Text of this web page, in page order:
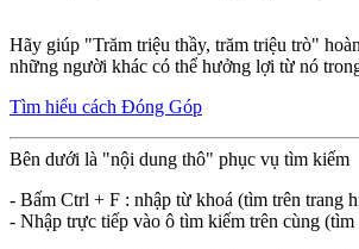
Hãy giúp "Trăm triệu thầy, trăm triệu trò"
những người khác có thể hưởng lợi từ nó
Tìm hiểu cách Đóng Góp
Bên dưới là "nội dung thô" phục vụ tìm kiếm
- Bấm Ctrl + F : nhập từ khoá (tìm trên trang
- Nhập trực tiếp vào ô tìm kiếm trên cùng (tìm